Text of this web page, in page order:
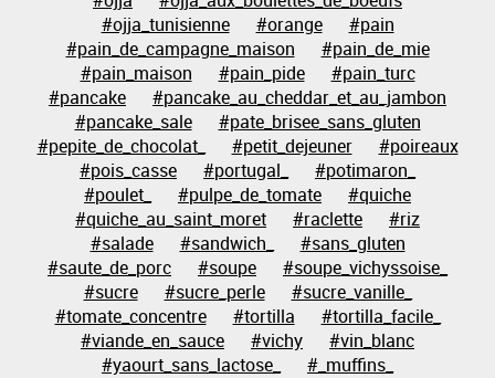
#ojja_tunisienne
#orange
#pain
#pain_de_campagne_maison
#pain_de_mie
#pain_maison
#pain_pide
#pain_turc
#pancake
#pancake_au_cheddar_et_au_jambon
#pancake_sale
#pate_brisee_sans_gluten
#pepite_de_chocolat_
#petit_dejeuner
#poireaux
#pois_casse
#portugal_
#potimaron_
#poulet_
#pulpe_de_tomate
#quiche
#quiche_au_saint_moret
#raclette
#riz
#salade
#sandwich_
#sans_gluten
#saute_de_porc
#soupe
#soupe_vichyssoise_
#sucre
#sucre_perle
#sucre_vanille_
#tomate_concentre
#tortilla
#tortilla_facile_
#viande_en_sauce
#vichy
#vin_blanc
#yaourt_sans_lactose_
#_muffins_